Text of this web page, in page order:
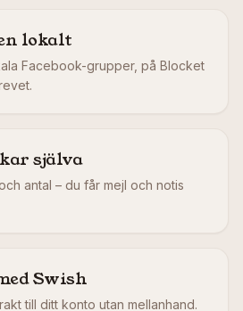
lokalt
Facebook-grupper, på Blocket
själva
antal – du får mejl och notis
Swish
till ditt konto utan mellanhand.